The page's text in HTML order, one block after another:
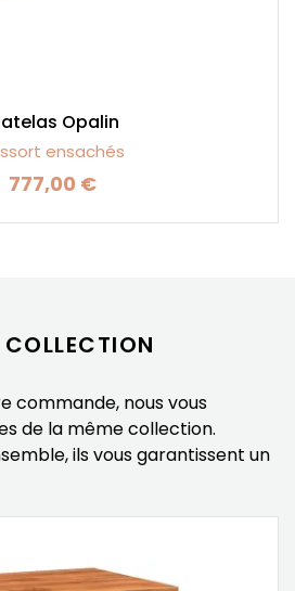
Opalin
ensachés
Prix
777,00 €
commande, nous vous
de la même collection.
ils vous garantissent un